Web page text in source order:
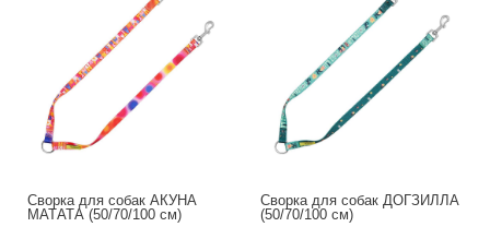
Сворка для собак АКУНА
МАТАТА (50/70/100 см)
Сворка для собак ДОГЗИЛЛА
(50/70/100 см)